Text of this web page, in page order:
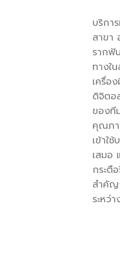
คลินิ
บริกา
สาขา
รากฟั
ทางใ
เครื่อ
ดิจิตอ
ของที
คุณภา
เข้าใ
เสมอ
กระตื
สำคัญ
ระหว่